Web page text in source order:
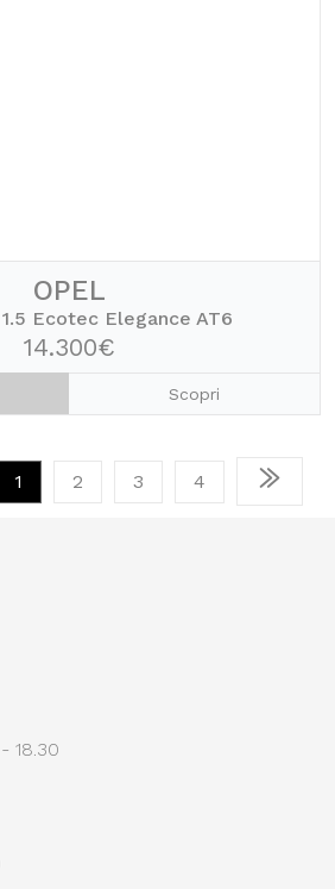
OPEL
Ecotec Elegance AT6
14.300€
Scopri
1 2 3 4
18.30